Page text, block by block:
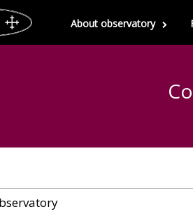
About observatory